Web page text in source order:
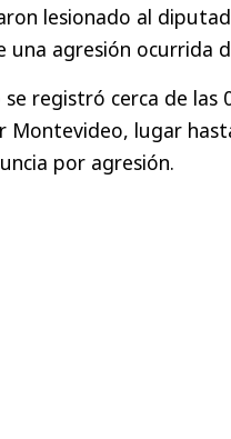
lesionado al
una agresión ocurrida
se registró cerca de
Montevideo, lugar
por agresión.